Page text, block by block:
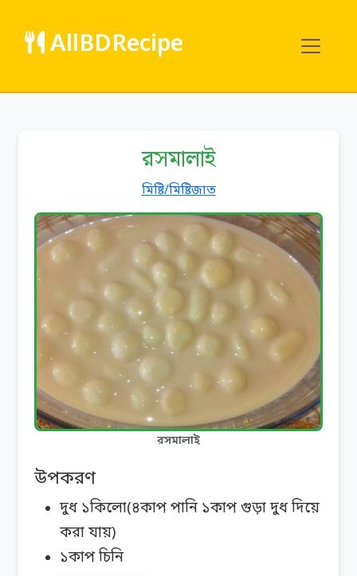
AllBDRecipe
রসমালাই
মিষ্টি/মিষ্টিজাত
রসমালাই
উপকরণ
দুধ ১কিলো(৪কাপ পানি ১কাপ গুড়া দুধ দিয়ে
করা যায়)
১কাপ চিনি